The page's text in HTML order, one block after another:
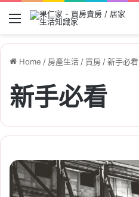
Menu
Home / 房產生活 / 買房 /新手必看
新手必看